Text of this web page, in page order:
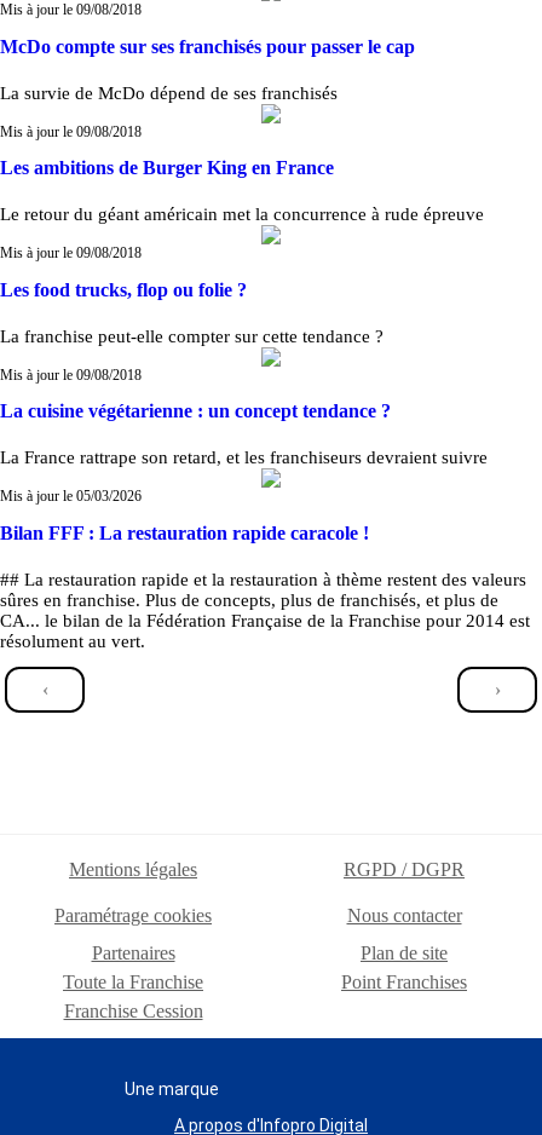
Mis à jour le 09/08/2018
McDo compte sur ses franchisés pour passer le cap
La survie de McDo dépend de ses franchisés
Mis à jour le 09/08/2018
Les ambitions de Burger King en France
Le retour du géant américain met la concurrence à rude épreuve
Mis à jour le 09/08/2018
Les food trucks, flop ou folie ?
La franchise peut-elle compter sur cette tendance ?
Mis à jour le 09/08/2018
La cuisine végétarienne : un concept tendance ?
La France rattrape son retard, et les franchiseurs devraient suivre
Mis à jour le 05/03/2026
Bilan FFF : La restauration rapide caracole !
## La restauration rapide et la restauration à thème restent des valeurs
sûres en franchise. Plus de concepts, plus de franchisés, et plus de
CA... le bilan de la Fédération Française de la Franchise pour 2014 est
résolument au vert.
‹ ›
Mentions légales RGPD / DGPR
Paramétrage cookies
Nous contacter
Partenaires
Plan de site
Toute la Franchise
Point Franchises
Franchise Cession
Une marque
A propos d'Infopro Digital